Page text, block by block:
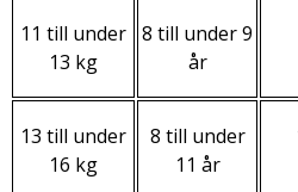
11 till under
13 kg
8 till under 9
år
13 till under
16 kg
8 till under
11 år